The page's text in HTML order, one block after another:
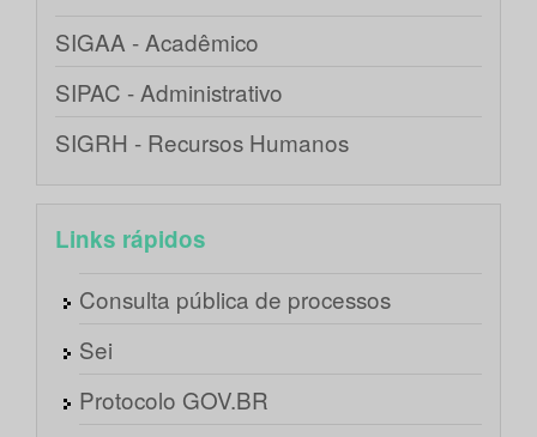
SIGAA - Acadêmico
SIPAC - Administrativo
SIGRH - Recursos Humanos
Links rápidos
Consulta pública de processos
Sei
Protocolo GOV.BR